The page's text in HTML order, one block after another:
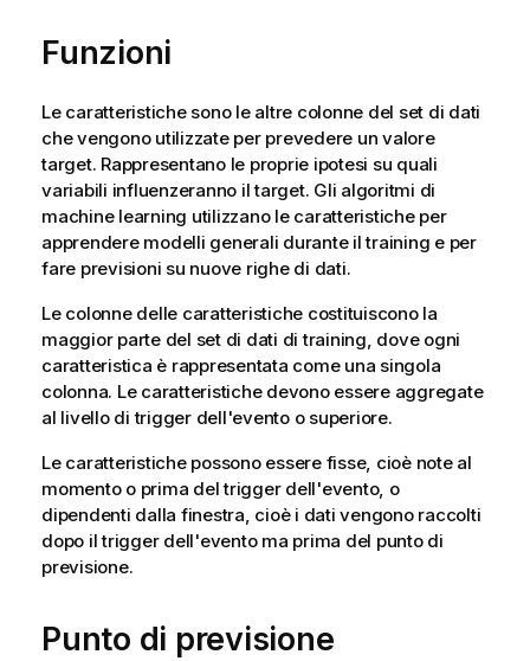
Funzioni
Le caratteristiche sono le altre colonne del set di dati
che vengono utilizzate per prevedere un valore
target. Rappresentano le proprie ipotesi su quali
variabili influenzeranno il target. Gli algoritmi di
machine learning utilizzano le caratteristiche per
apprendere modelli generali durante il training e per
fare previsioni su nuove righe di dati.
Le colonne delle caratteristiche costituiscono la
maggior parte del set di dati di training, dove ogni
caratteristica è rappresentata come una singola
colonna. Le caratteristiche devono essere aggregate
al livello di trigger dell'evento o superiore.
Le caratteristiche possono essere fisse, cioè note al
momento o prima del trigger dell'evento, o
dipendenti dalla finestra, cioè i dati vengono raccolti
dopo il trigger dell'evento ma prima del punto di
previsione.
Punto di previsione